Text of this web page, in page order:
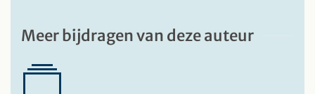
Meer bijdragen van deze auteur